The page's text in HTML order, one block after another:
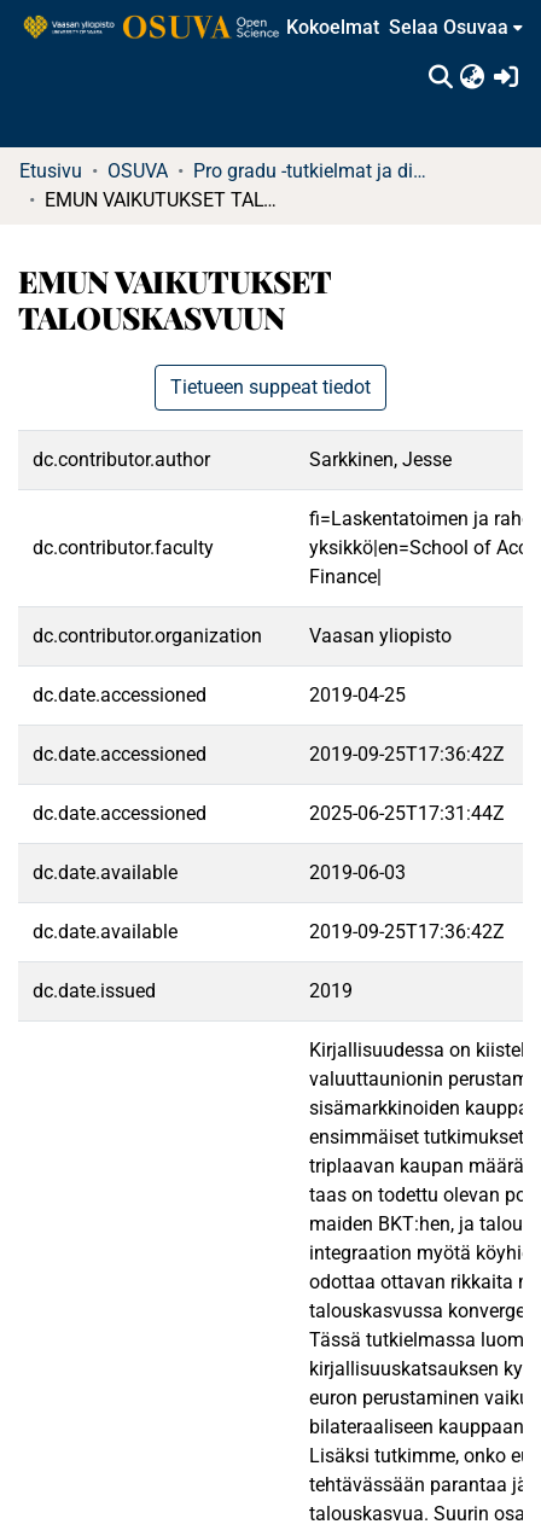
Kokoelmat Selaa Osuvaa
Etusivu OSUVA
Pro gradu -tutkielmat ja diplomityöt
EMUN VAIKUTUKSET TALOUSKASVUUN
EMUN VAIKUTUKSET
TALOUSKASVUUN
Tietueen suppeat tiedot
dc.contributor.author Sarkkinen, Jesse
dc.contributor.faculty
fi=Laskentatoimen ja
yksikkö|en=School of
Finance|
dc.contributor.organization Vaasan yliopisto
dc.date.accessioned 2019-04-25
dc.date.accessioned 2019-09-25T17:36:42Z
dc.date.accessioned 2025-06-25T17:31:44Z
dc.date.available 2019-06-03
dc.date.available 2019-09-25T17:36:42Z
dc.date.issued 2019
Kirjallisuudessa on
valuuttaunionin
sisämarkkinoiden
ensimmäiset tutkimukset
triplaavan kaupan
taas on todettu olevan
maiden BKT:hen, ja
integraation myötä
odottaa ottavan rikkaita
talouskasvussa
Tässä tutkielmassa
kirjallisuuskatsauksen
euron perustaminen
bilateraaliseen kauppaan
Lisäksi tutkimme, onko
tehtävässään parantaa
talouskasvua. Suurin osa